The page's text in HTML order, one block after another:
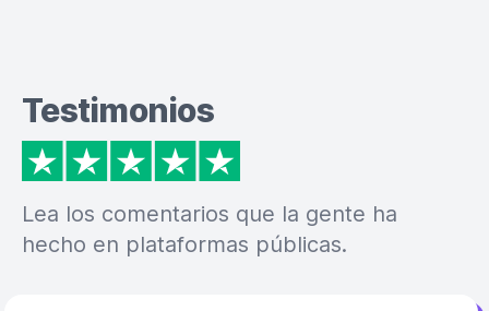
Testimonios
Lea los comentarios que la gente ha
hecho en plataformas públicas.